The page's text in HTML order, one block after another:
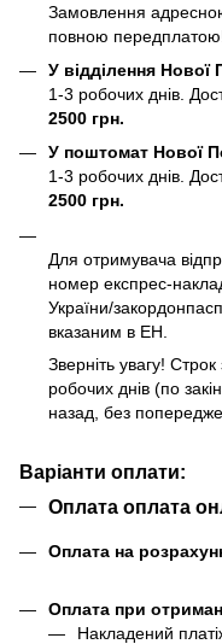
Замовлення
повною
У відділення Нової
1-3 робочих днів.
2500 грн.
У поштомат Нової
1-3 робочих днів.
2500 грн.
Для отримувача
номер експрес-
України/
вказаним в ЕН.
Зверніть увагу!
робочих днів (по
назад, без
Варіанти оплати:
Оплата оплата
Оплата на
Оплата при
Накладений